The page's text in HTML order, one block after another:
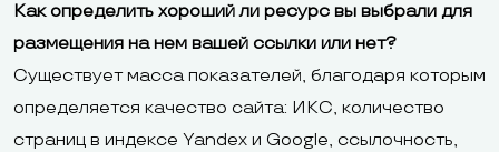
Как определить хороший ли ресурс вы выбрали для
размещения на нем вашей ссылки или нет?
Существует масса показателей, благодаря которым
определяется качество сайта: ИКС, количество
страниц в индексе Yandex и Google, ссылочность,